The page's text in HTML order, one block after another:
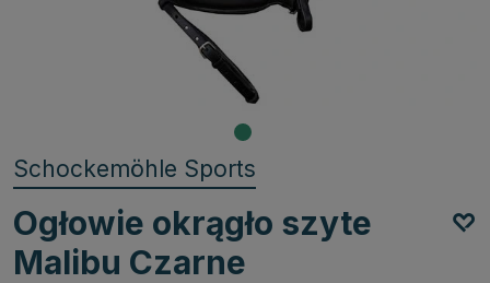
Schockemöhle Sports
Ogłowie okrągło szyte
Malibu Czarne